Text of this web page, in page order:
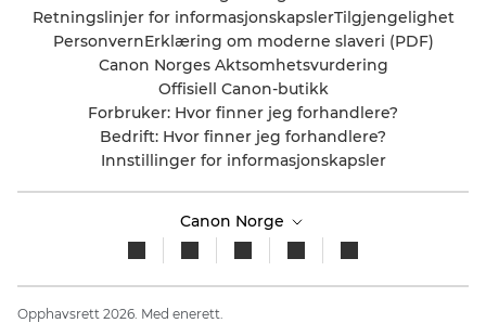
Retningslinjer for informasjonskapslerTilgjengelighet
PersonvernErklæring om moderne slaveri (PDF)
Canon Norges Aktsomhetsvurdering
Offisiell Canon-butikk
Forbruker: Hvor finner jeg forhandlere?
Bedrift: Hvor finner jeg forhandlere?
Innstillinger for informasjonskapsler
Canon Norge
Opphavsrett 2026. Med enerett.